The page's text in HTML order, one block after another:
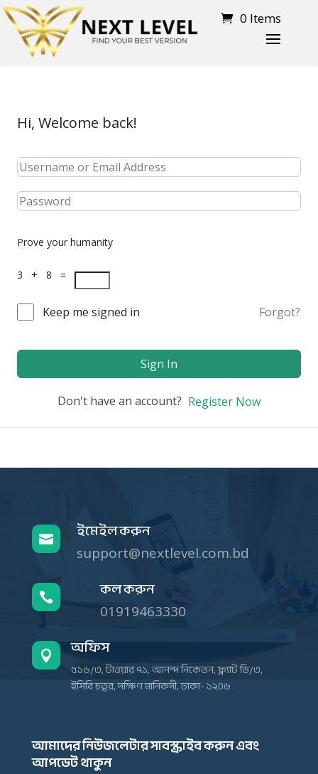
0 Items
Hi, Welcome back!
Prove your humanity
3 + 8 =
Keep me signed in Forgot?
Sign In
Don't have an account? Register Now
 ইমেইল করুন
support@nextlevel.com.bd
 কল করুন
01919463330
 অফিস
৫১৬/৩, টাওয়ার ৭১, আনন্দ নিকেতন, ফ্ল্যাট ডি/৩,
ইসিবি চত্বর, দক্ষিণ মানিকদী, ঢাকা- ১২০৬
আমাদের নিউজলেটার সাবস্ক্রাইব করুন এবং
আপডেট থাকুন